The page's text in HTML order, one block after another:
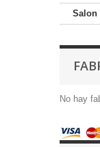
Salon
No hay